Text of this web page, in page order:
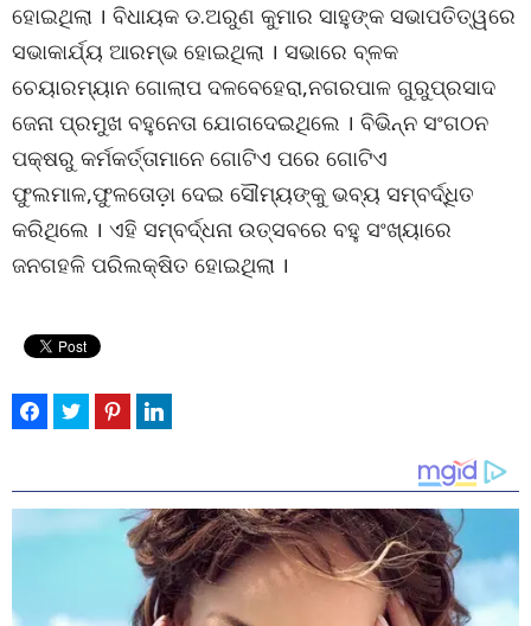
ହୋଇଥିଲା । ବିଧାୟକ ଡ.ଅରୁଣ କୁମାର ସାହୁଙ୍କ ସଭାପତିତ୍ୱରେ
ସଭାକାର୍ଯ୍ୟ ଆରମ୍ଭ ହୋଇଥିଲା । ସଭାରେ ବ୍ଳକ
ଚେୟାରମ୍ୟାନ ଗୋଲାପ ଦଳବେହେରା,ନଗରପାଳ ଗୁରୁପ୍ରସାଦ
ଜେନା ପ୍ରମୁଖ ବହୁନେତା ଯୋଗଦେଇଥିଲେ । ବିଭିନ୍ନ ସଂଗଠନ
ପକ୍ଷରୁ କର୍ମକର୍ତ୍ତାମାନେ ଗୋଟିଏ ପରେ ଗୋଟିଏ
ଫୁଲମାଳ,ଫୁଳତୋଡ଼ା ଦେଇ ସୌମ୍ୟଙ୍କୁ ଭବ୍ୟ ସମ୍ବର୍ଦ୍ଧିତ
କରିଥିଲେ । ଏହି ସମ୍ବର୍ଦ୍ଧନା ଉତ୍ସବରେ ବହୁ ସଂଖ୍ୟାରେ
ଜନଗହଳି ପରିଲକ୍ଷିତ ହୋଇଥିଲା ।